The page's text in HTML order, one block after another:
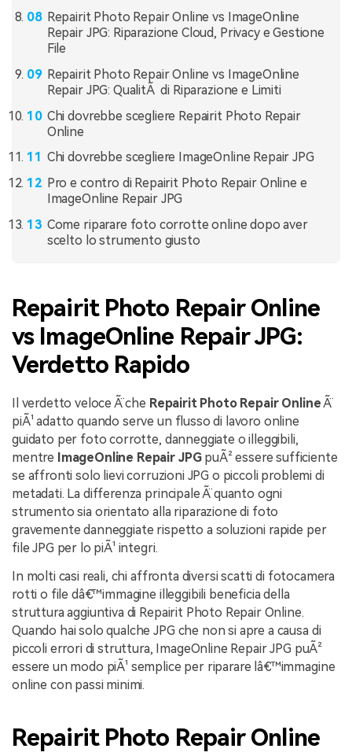
Repairit Photo Repair Online vs ImageOnline
Repair JPG: Riparazione Cloud, Privacy e Gestione
File
Repairit Photo Repair Online vs ImageOnline
Repair JPG: QualitÃ di Riparazione e Limiti
Chi dovrebbe scegliere Repairit Photo Repair
Online
Chi dovrebbe scegliere ImageOnline Repair JPG
Pro e contro di Repairit Photo Repair Online e
ImageOnline Repair JPG
Come riparare foto corrotte online dopo aver
scelto lo strumento giusto
Repairit Photo Repair Online
vs ImageOnline Repair JPG:
Verdetto Rapido
Il verdetto veloce Ã¨ che Repairit Photo Repair OnlineÃ¨
piÃ¹ adatto quando serve un flusso di lavoro online
guidato per foto corrotte, danneggiate o illeggibili,
mentre ImageOnline Repair JPGpuÃ² essere sufficiente
se affronti solo lievi corruzioni JPG o piccoli problemi di
metadati. La differenza principale Ã¨ quanto ogni
strumento sia orientato alla riparazione di foto
gravemente danneggiate rispetto a soluzioni rapide per
file JPG per lo piÃ¹ integri.
In molti casi reali, chi affronta diversi scatti di fotocamera
rotti o file dâ€™immagine illeggibili beneficia della
struttura aggiuntiva di Repairit Photo Repair Online.
Quando hai solo qualche JPG che non si apre a causa di
piccoli errori di struttura, ImageOnline Repair JPG puÃ²
essere un modo piÃ¹ semplice per riparare lâ€™immagine
online con passi minimi.
Repairit Photo Repair Online